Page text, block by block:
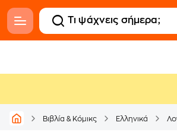
Βιβλία & Κόμικς Ελληνικά